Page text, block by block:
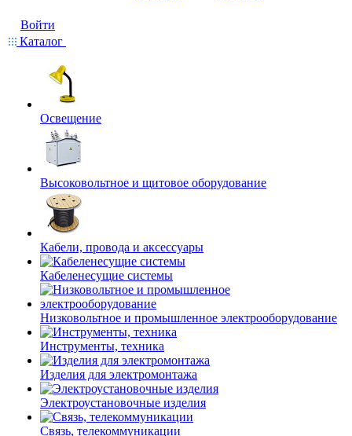
Войти
Каталог
Освещение
Высоковольтное и щитовое оборудование
Кабели, провода и аксессуары
Кабеленесущие системы
Низковольтное и промышленное электрооборудование
Инструменты, техника
Изделия для электромонтажа
Электроустановочные изделия
Связь, телекоммуникации